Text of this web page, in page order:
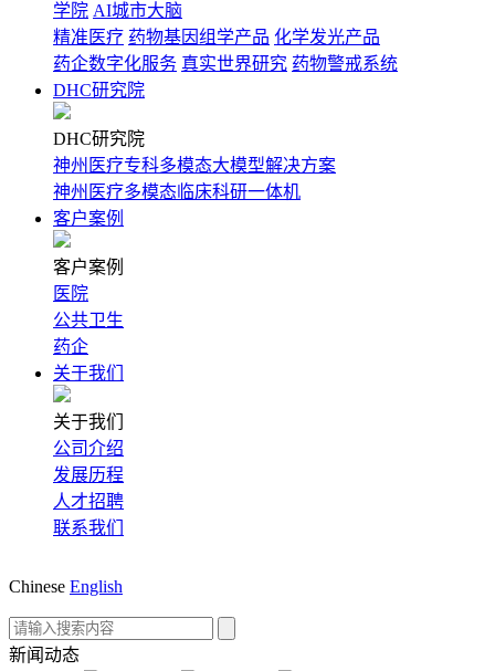
学院 AI城市大脑
精准医疗 药物基因组学产品 化学发光产品
药企数字化服务 真实世界研究 药物警戒系统
DHC研究院
DHC研究院
神州医疗专科多模态大模型解决方案
神州医疗多模态临床科研一体机
客户案例
客户案例
医院
公共卫生
药企
关于我们
关于我们
公司介绍
发展历程
人才招聘
联系我们
Chinese English
新闻动态